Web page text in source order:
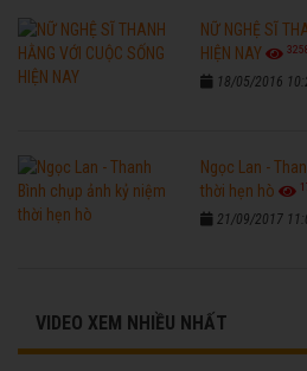
NỮ NGHỆ SĨ
HIỆN NAY
18/05/2016
Ngọc Lan -
thời hẹn hò
21/09/2017
VIDEO XEM NHIỀU NHẤT